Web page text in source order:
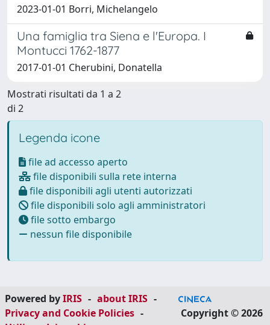
2023-01-01 Borri, Michelangelo
Una famiglia tra Siena e l'Europa. I
Montucci 1762-1877
2017-01-01 Cherubini, Donatella
Mostrati risultati da 1 a 2
di 2
Legenda icone
file ad accesso aperto
file disponibili sulla rete interna
file disponibili agli utenti autorizzati
file disponibili solo agli amministratori
file sotto embargo
nessun file disponibile
Powered byIRIS - about IRIS -
Privacy and Cookie Policies -
Copyright © 2026